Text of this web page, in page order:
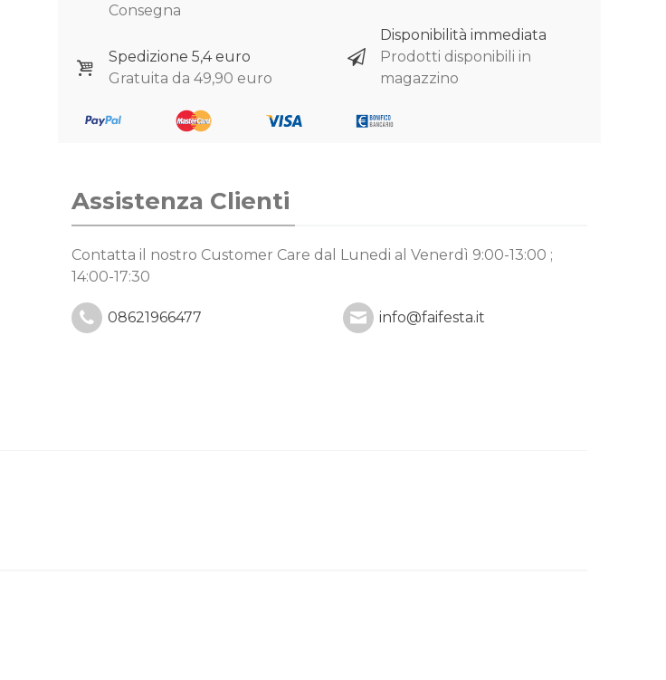
Consegna
Spedizione 5,4 euro
Gratuita da 49,90 euro
Disponibilità immediata
Prodotti disponibili in
magazzino
Assistenza Clienti
Contatta il nostro Customer Care dal Lunedi al Venerdì 9:00-13:00 ;
14:00-17:30
08621966477 info@faifesta.it